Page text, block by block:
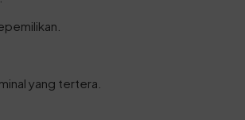
yang tertera.